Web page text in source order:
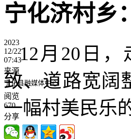
宁化济村乡
2023
12/22
07:43
来源
宁化县融媒体中心
阅览
670
分享
12月20日
致、道路宽阔
一幅村美民乐